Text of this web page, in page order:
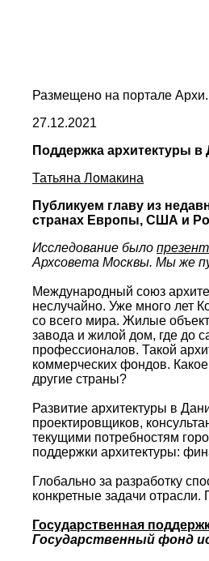
Размещено на портале
27.12.2021
Поддержка архитектуры
Татьяна Ломакина
Публикуем главу из
странах Европы, США и
Исследование было
Архсовета Москвы. Мы же
Международный союз
неслучайно. Уже много лет
со всего мира. Жилые
завода и жилой дом, где до
профессионалов. Такой
коммерческих фондов.
другие страны?
Развитие архитектуры в
проектировщиков,
текущими потребностям
поддержки архитектуры:
Глобально за разработку
конкретные задачи
Государственная
Государственный фонд